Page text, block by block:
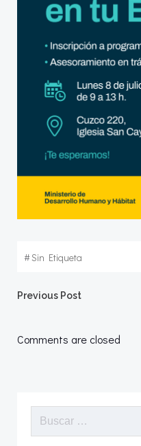
#Sin Etiqueta
por
entradas
Previous Post
Comments are closed
Buscar: